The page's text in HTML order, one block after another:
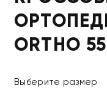
ORTHO
Выберите размер